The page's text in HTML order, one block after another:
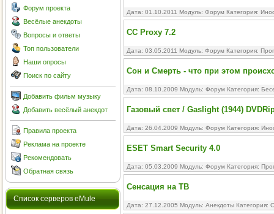
Форум проекта
Весёлые анекдоты
Вопросы и ответы
Топ пользователи
Наши опросы
Поиск по сайту
Добавить фильм музыку
Добавить весёлый анекдот
Правила проекта
Реклама на проекте
Рекомендовать
Обратная связь
Cписок серверов eMule
Дата: 01.10.2011 Модуль: Форум Категория:
CC Proxy 7.2
Дата: 03.05.2011 Модуль: Форум Категория:
Сон и Смерть - что при этом
Дата: 08.10.2009 Модуль: Форум Категория:
Газовый свет / Gaslight (1944)
Дата: 26.04.2009 Модуль: Форум Категория:
ESET Smart Security 4.0
Дата: 05.03.2009 Модуль: Форум Категория:
Сенсация на ТВ
Дата: 27.12.2005 Модуль: Анекдоты Категория: